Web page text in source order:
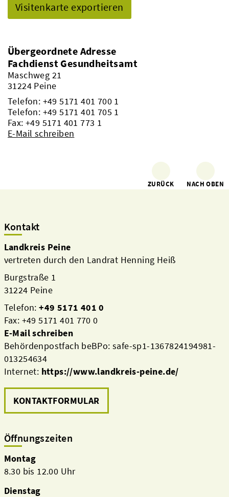
Visitenkarte exportieren
Übergeordnete Adresse
Fachdienst Gesundheitsamt
Maschweg 21
31224 Peine
Telefon: +49 5171 401 700 1
Telefon: +49 5171 401 705 1
Fax: +49 5171 401 773 1
E-Mail schreiben
ZURÜCK NACH OBEN
Kontakt
Landkreis Peine
vertreten durch den Landrat Henning Heiß
Burgstraße 1
31224 Peine
Telefon:+49 5171 401 0
Fax: +49 5171 401 770 0
E-Mail schreiben
Behördenpostfach beBPo: safe-sp1-1367824194981-
013254634
Internet: https://www.landkreis-peine.de/
KONTAKTFORMULAR
Öffnungszeiten
Montag
8.30 bis 12.00 Uhr
Dienstag